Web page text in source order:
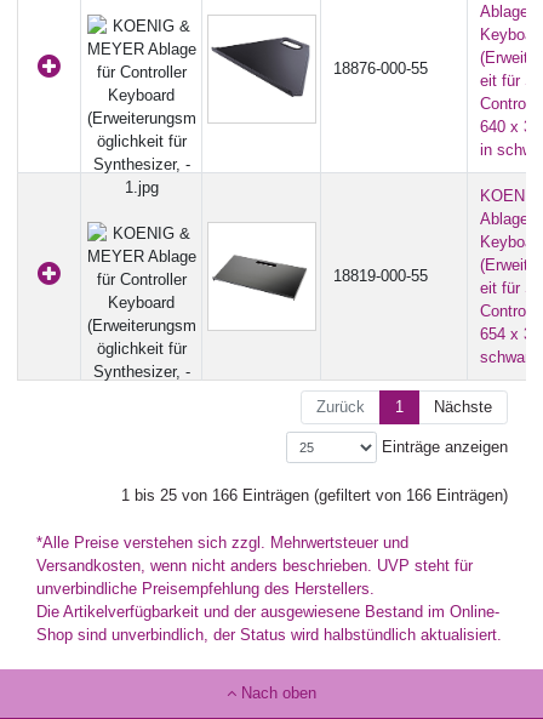
18876-000-55
Ablage
eit für
640 x
in
18819-000-55
Ablage
eit für
654 x
schwarz
Zurück 1 Nächste
Einträge anzeigen
1 bis 25 von 166 Einträgen (gefiltert von 166 Einträgen)
*Alle Preise verstehen sich zzgl. Mehrwertsteuer und
Versandkosten, wenn nicht anders beschrieben. UVP steht für
unverbindliche Preisempfehlung des Herstellers.
Die Artikelverfügbarkeit und der ausgewiesene Bestand im Online-
Shop sind unverbindlich, der Status wird halbstündlich aktualisiert.
Nach oben